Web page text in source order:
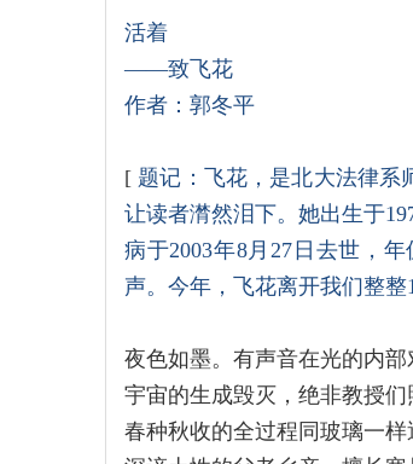
活着
——致飞花
作者： 郭冬平
[ 题记：飞花，是北大法律系
让读者潸然泪下。她出生于
病于2003年8月27日去世，
声。今年，飞花离开我们整整
夜色如墨。有声音在光的内部
宇宙的生成毁灭，绝非教授们
春种秋收的全过程同玻璃一样